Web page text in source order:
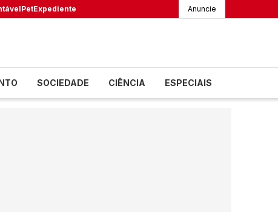
PetExpediente Anuncie
SOCIEDADE CIÊNCIA ESPECIAIS